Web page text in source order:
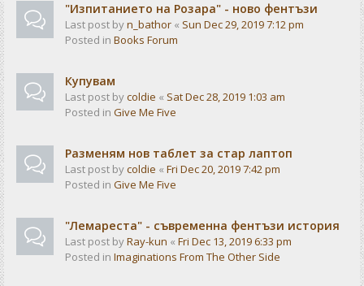
"Изпитанието на Розара" - ново фентъзи
Last post byn_bathor « Sun Dec 29, 2019 7:12 pm
Posted in Books Forum
Купувам
Last post bycoldie « Sat Dec 28, 2019 1:03 am
Posted in Give Me Five
Разменям нов таблет за стар лаптоп
Last post bycoldie « Fri Dec 20, 2019 7:42 pm
Posted in Give Me Five
"Лемареста" - съвременна фентъзи история
Last post byRay-kun « Fri Dec 13, 2019 6:33 pm
Posted in Imaginations From The Other Side